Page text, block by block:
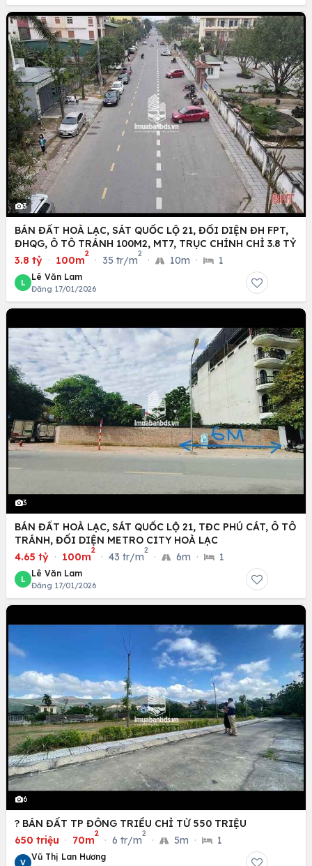
3
BÁN ĐẤT HOÀ LẠC, SÁT QUỐC LỘ 21, ĐỐI DIỆN ĐH FPT,
ĐHQG, Ô TÔ TRÁNH 100M2, MT7, TRỤC CHÍNH CHỈ 3.8 TỶ
3.8 tỷ · 100m
2
· 35 tr/m
2
· 10m · 1
L
Lê Văn Lam
Đăng 17/01/2026
3
BÁN ĐẤT HOÀ LẠC, SÁT QUỐC LỘ 21, TĐC PHÚ CÁT, Ô TÔ
TRÁNH, ĐỐI DIỆN METRO CITY HOÀ LẠC
4.65 tỷ · 100m
2
· 43 tr/m
2
· 6m · 1
L
Lê Văn Lam
Đăng 17/01/2026
6
? BÁN ĐẤT TP ĐÔNG TRIỀU CHỈ TỪ 550 TRIỆU
650 triệu · 70m
2
· 6 tr/m
2
· 5m · 1
V
Vũ Thị Lan Hương